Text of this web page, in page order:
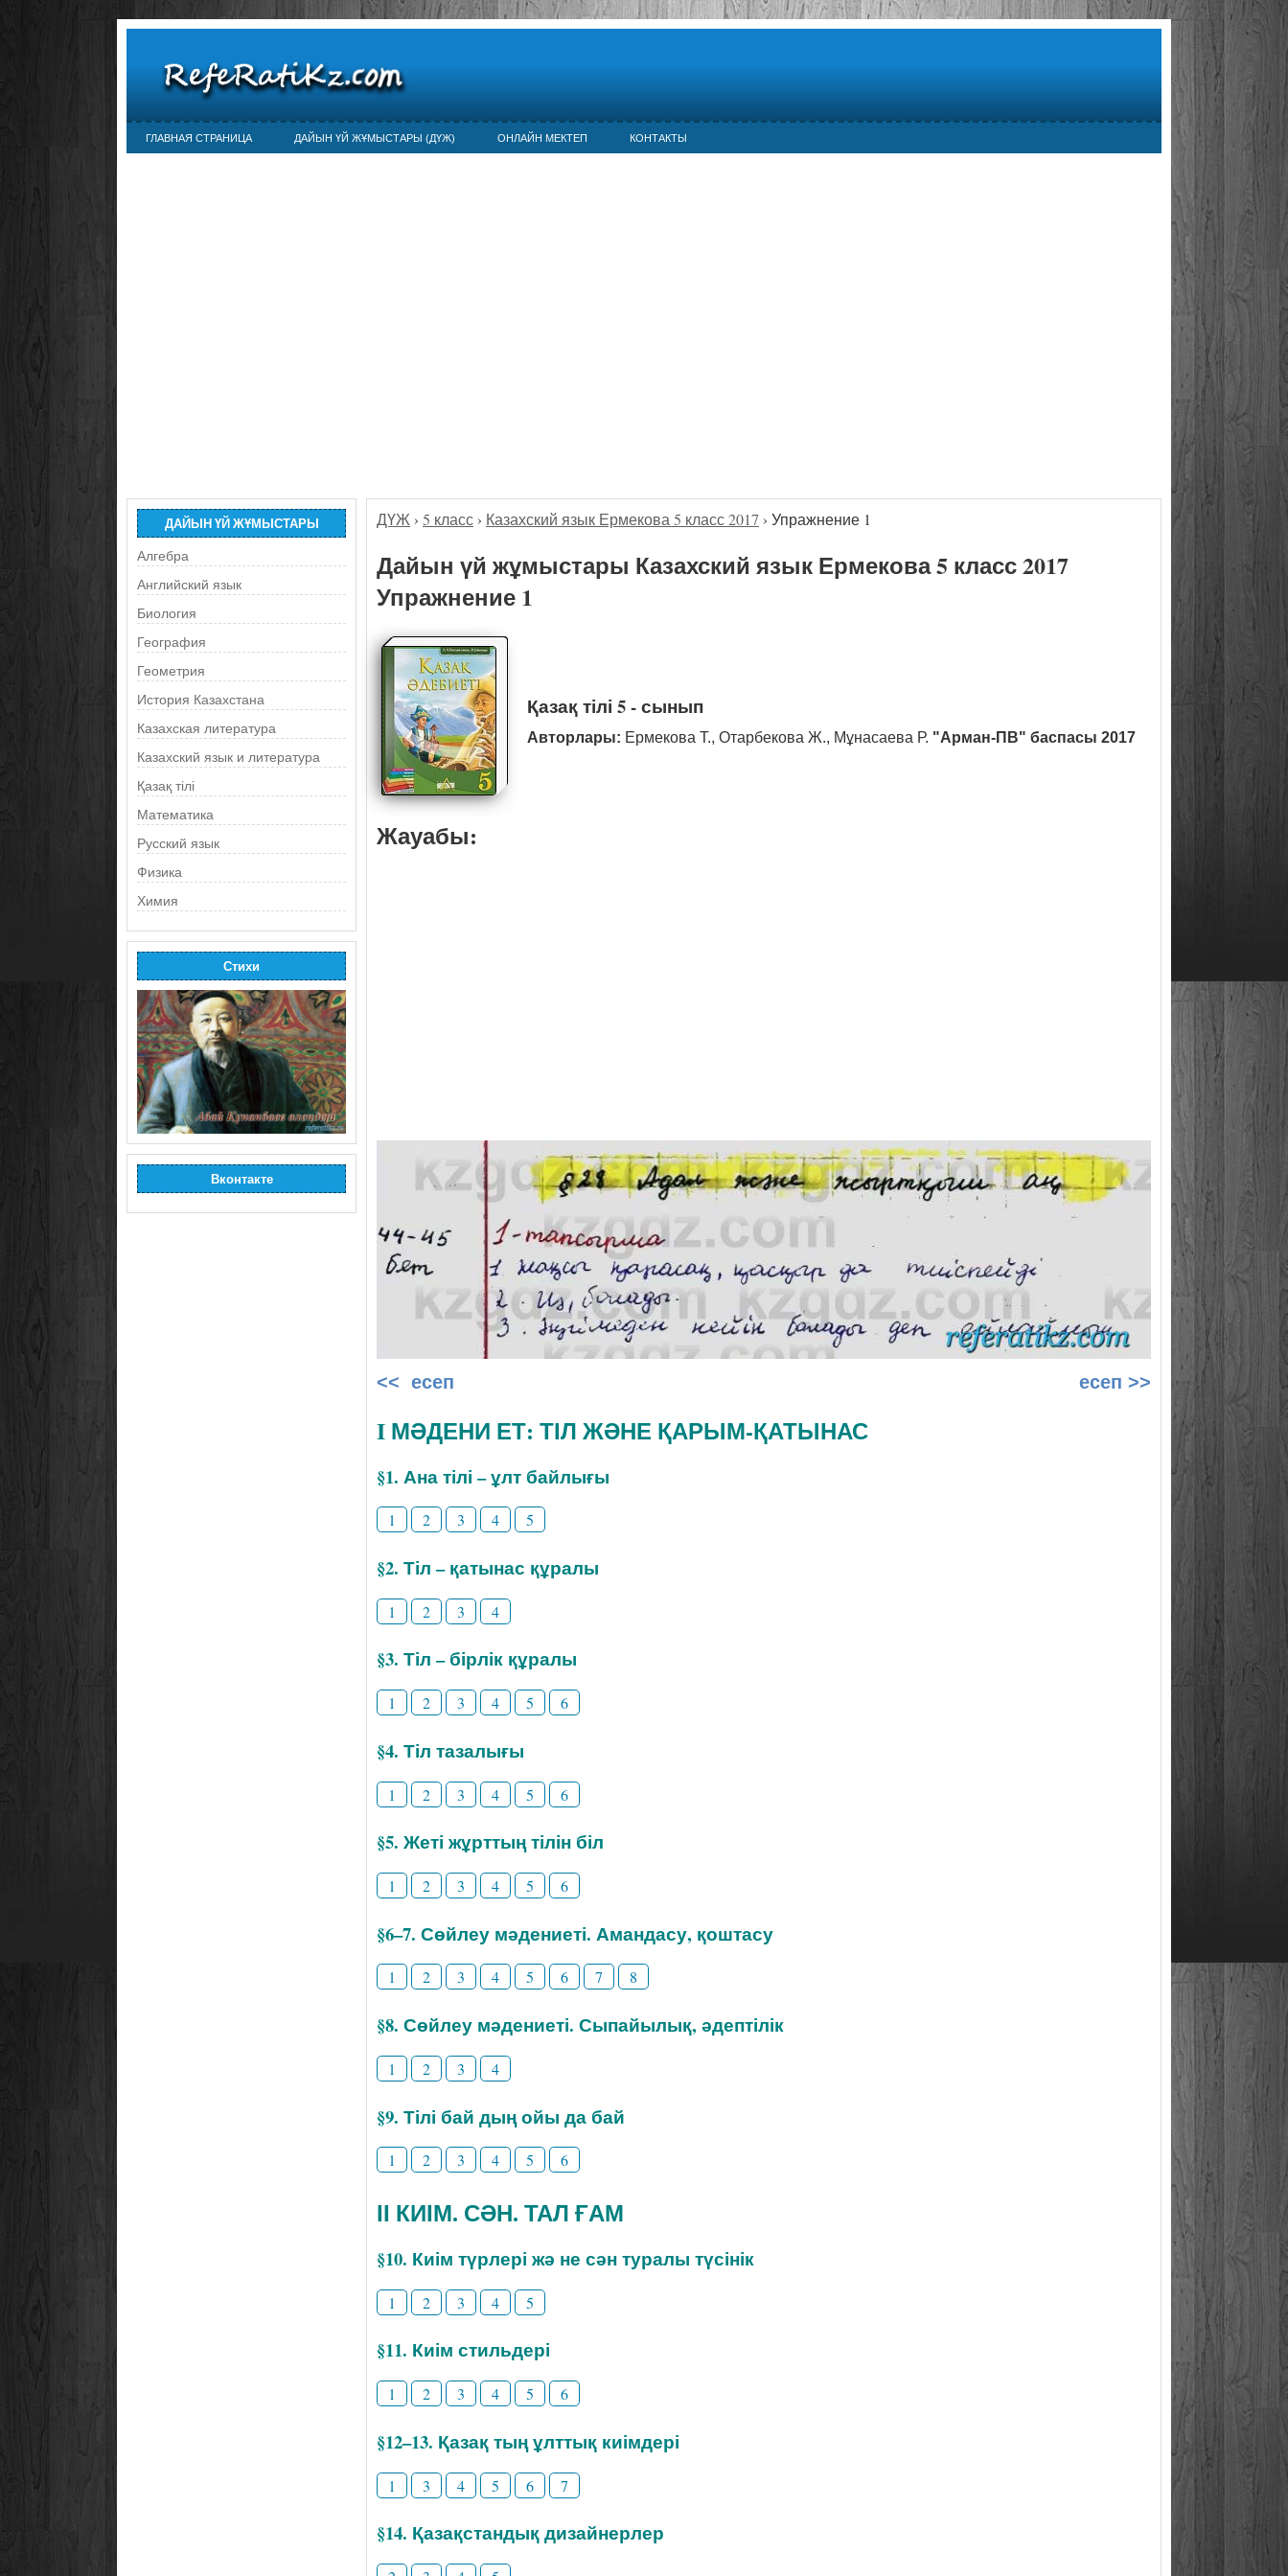
ГЛАВНАЯ СТРАНИЦА ДАЙЫН ҮЙ ЖҰМЫСТАРЫ (ДҮЖ) ОНЛАЙН МЕКТЕП КОНТАКТЫ
ДАЙЫН ҮЙ ЖҰМЫСТАРЫ
Алгебра
Английский язык
Биология
География
Геометрия
История Казахстана
Казахская литература
Казахский язык и литература
Қазақ тілі
Математика
Русский язык
Физика
Химия
Стихи
Вконтакте
ДҮЖ › 5 класс › Казахский язык Ермекова 5 класс 2017 › Упражнение 1
Дайын үй жұмыстары Казахский язык Ермекова 5 класс 2017
Упражнение 1
Қазақ тілі 5 - сынып
Авторлары: Ермекова Т., Отарбекова Ж., Мұнасаева Р. "Арман-ПВ" баспасы 2017
Жауабы:
<< есеп есеп >>
I МӘДЕНИ ЕТ: ТІЛ ЖӘНЕ ҚАРЫМ-ҚАТЫНАС
§1. Ана тілі – ұлт байлығы
1 2 3 4 5
§2. Тіл – қатынас құралы
1 2 3 4
§3. Тіл – бірлік құралы
1 2 3 4 5 6
§4. Тіл тазалығы
1 2 3 4 5 6
§5. Жеті жұрттың тілін біл
1 2 3 4 5 6
§6–7. Сөйлеу мәдениеті. Амандасу, қоштасу
1 2 3 4 5 6 7 8
§8. Сөйлеу мәдениеті. Сыпайылық, әдептілік
1 2 3 4
§9. Тілі бай дың ойы да бай
1 2 3 4 5 6
ІІ КИІМ. СӘН. ТАЛ ҒАМ
§10. Киім түрлері жә не сән туралы түсінік
1 2 3 4 5
§11. Киім стильдері
1 2 3 4 5 6
§12–13. Қазақ тың ұлттық киімдері
1 3 4 5 6 7
§14. Қазақстандық дизайнерлер